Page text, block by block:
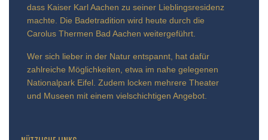
dass Kaiser Karl Aachen zu seiner Lieblingsresidenz
machte. Die Badetradition wird heute durch die
Carolus Thermen Bad Aachen weitergeführt.
Wer sich lieber in der Natur entspannt, hat dafür
zahlreiche Möglichkeiten, etwa im nahe gelegenen
Nationalpark Eifel. Zudem locken mehrere Theater
und Museen mit einem vielschichtigen Angebot.